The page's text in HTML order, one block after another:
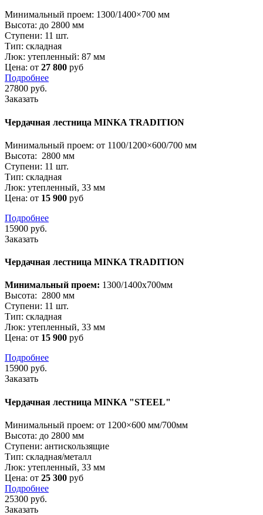
Минимальный проем: 1300/1400×700 мм
Высота: до 2800 мм
Ступени: 11 шт.
Тип: складная
Люк: утепленный: 87 мм
Цена: от 27 800 руб
Подробнее
27800 руб.
Заказать
Чердачная лестница MINKA TRADITION
Минимальный проем: от 1100/1200×600/700 мм
Высота: 2800 мм
Ступени: 11 шт.
Тип: складная
Люк: утепленный, 33 мм
Цена: от 15 900 руб
Подробнее
15900 руб.
Заказать
Чердачная лестница MINKA TRADITION
Минимальный проем: 1300/1400х700мм
Высота: 2800 мм
Ступени: 11 шт.
Тип: складная
Люк: утепленный, 33 мм
Цена: от 15 900 руб
Подробнее
15900 руб.
Заказать
Чердачная лестница MINKA "STEEL"
Минимальный проем: от 1200×600 мм/700мм
Высота: до 2800 мм
Ступени: антискользящие
Тип: складная/металл
Люк: утепленный, 33 мм
Цена: от 25 300 руб
Подробнее
25300 руб.
Заказать